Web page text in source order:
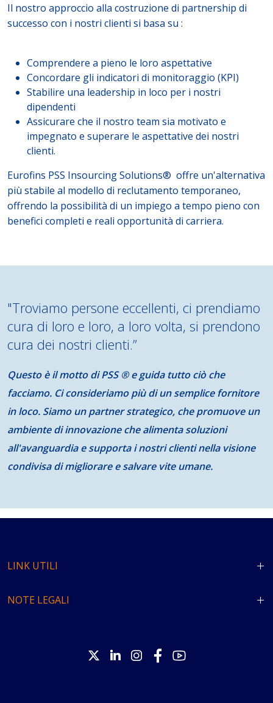
Il nostro approccio alla costruzione di partnership di
successo con i nostri clienti si basa su :
Comprendere a pieno le loro aspettative
Concordare gli indicatori di monitoraggio (KPI)
Stabilire una leadership in loco per i nostri
dipendenti
Assicurare che il nostro team sia motivato e
impegnato e superare le aspettative dei nostri
clienti.
Eurofins PSS Insourcing Solutions® offre un'alternativa
più stabile al modello di reclutamento temporaneo,
offrendo la possibilità di un impiego a tempo pieno con
benefici completi e reali opportunità di carriera.
"Troviamo persone eccellenti, ci prendiamo
cura di loro e loro, a loro volta, si prendono
cura dei nostri clienti.”
Questo è il motto di PSS ® e guida tutto ciò che
facciamo. Ci consideriamo più di un semplice fornitore
in loco. Siamo un partner strategico, che promuove un
ambiente di innovazione che alimenta soluzioni
all'avanguardia e supporta i nostri clienti nella visione
condivisa di migliorare e salvare vite umane.
LINK UTILI
NOTE LEGALI